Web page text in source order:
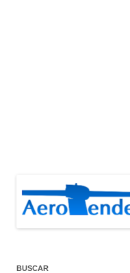
BUSCAR